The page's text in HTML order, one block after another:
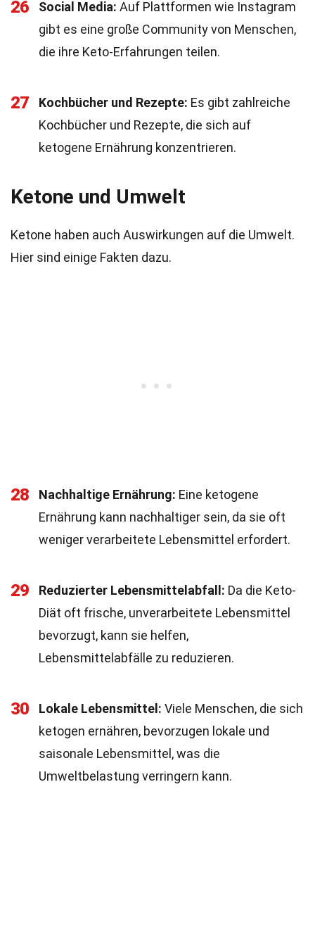
26 Social Media: Auf Plattformen wie Instagram
gibt es eine große Community von Menschen,
die ihre Keto-Erfahrungen teilen.
27 Kochbücher und Rezepte: Es gibt zahlreiche
Kochbücher und Rezepte, die sich auf
ketogene Ernährung konzentrieren.
Ketone und Umwelt
Ketone haben auch Auswirkungen auf die Umwelt.
Hier sind einige Fakten dazu.
28 Nachhaltige Ernährung: Eine ketogene
Ernährung kann nachhaltiger sein, da sie oft
weniger verarbeitete Lebensmittel erfordert.
29 Reduzierter Lebensmittelabfall: Da die Keto-
Diät oft frische, unverarbeitete Lebensmittel
bevorzugt, kann sie helfen,
Lebensmittelabfälle zu reduzieren.
30 Lokale Lebensmittel: Viele Menschen, die sich
ketogen ernähren, bevorzugen lokale und
saisonale Lebensmittel, was die
Umweltbelastung verringern kann.